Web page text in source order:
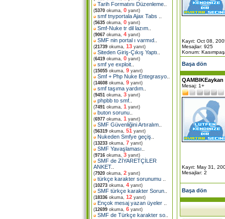
Tarih Formatını Düzenleme
(5370 okuma, 0 yanıt)
smf tnyportala Ajax Tabs
(5635 okuma, 0 yanıt)
Smf-Nuke tr dil lazım
(9067 okuma, 4 yanıt)
SMF nin portal ı varmıd
(21739 okuma, 13 yanıt)
Siteden Giriş-Çıkış Yaptı
(6419 okuma, 0 yanıt)
smf ye exploit
(15055 okuma, 9 yanıt)
Smf + Php Nuke Entegrasyo
(14608 okuma, 9 yanıt)
smf taşıma yardım
(9451 okuma, 3 yanıt)
phpbb to smf
(7491 okuma, 1 yanıt)
buton sorunu
(6977 okuma, 1 yanıt)
SMF Güvenliğini Artıralım
(56319 okuma, 51 yanıt)
Nukeden Smfye geçiş
(13233 okuma, 7 yanıt)
SMF Yavaşlaması
(9716 okuma, 3 yanıt)
SMF de ZİYARETÇİLER
ANKET..
(7920 okuma, 2 yanıt)
türkçe karakter sorunumu
(10273 okuma, 4 yanıt)
SMF türkçe karakter Sorun
(18336 okuma, 12 yanıt)
Ençok mesaj yazan üyeler
(12699 okuma, 6 yanıt)
SMF de Türkçe karakter so
Kayıt: Oct 08,
Mesajlar: 925
Konum:
Başa dön
QAMBIKEaykan
Mesaj: 1+
Kayıt: May 31,
Mesajlar: 2
Başa dön